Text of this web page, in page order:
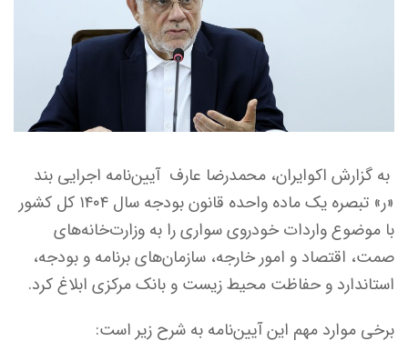
به گزارش اکوایران، محمدرضا عارف آیین‌نامه اجرایی بند
«ر» تبصره یک ماده واحده قانون بودجه سال ۱۴۰۴ کل کشور
با موضوع واردات خودروی سواری را به وزارت‌خانه‌های
صمت، اقتصاد و امور خارجه، سازمان‌های برنامه و بودجه،
استاندارد و حفاظت محیط زیست و بانک مرکزی ابلاغ کرد.
برخی موارد مهم این آیین‌نامه به شرح زیر است: